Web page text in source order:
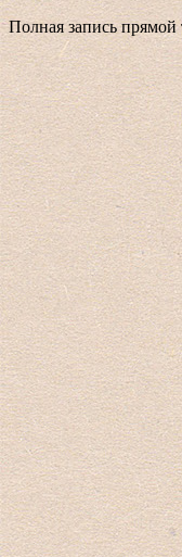
Полная запись прямой